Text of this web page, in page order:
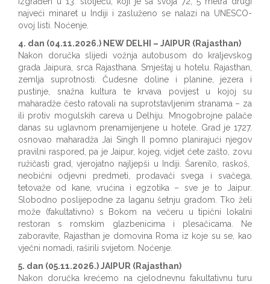
najveći minaret u Indiji i zasluženo se nalazi na UNESCO-
ovoj listi. Noćenje.
4. dan (04.11.2026.) NEW DELHI – JAIPUR (Rajasthan)
Nakon doručka slijedi vožnja autobusom do kraljevskog
grada Jaipura, srca Rajasthana. Smještaj u hotelu. Rajasthan,
zemlja suprotnosti. Čudesne doline i planine, jezera i
pustinje, snažna kultura te krvava povijest u kojoj su
maharadže često ratovali na suprotstavljenim stranama – za
ili protiv mogulskih careva u Delhiju. Mnogobrojne palače
danas su uglavnom prenamijenjene u hotele. Grad je 1727.
osnovao maharadža Jai Singh II pomno planirajući njegov
pravilni raspored, pa je Jaipur, kojeg, vidjet ćete zašto, zovu
ružičasti grad, vjerojatno najljepši u Indiji. Šarenilo, raskoš,
neobični odjevni predmeti, prodavači svega i svačega,
tetovaže od kane, vrućina i egzotika – sve je to Jaipur.
Slobodno poslijepodne za laganu šetnju gradom. Tko želi
može (fakultativno) s Bokom na večeru u tipični lokalni
restoran s romskim glazbenicima i plesačicama. Ne
zaboravite, Rajasthan je domovina Roma iz koje su se, kao
vječni nomadi, raširili svijetom. Noćenje.
5. dan (05.11.2026.) JAIPUR (Rajasthan)
Nakon doručka krećemo na cjelodnevnu fakultativnu turu